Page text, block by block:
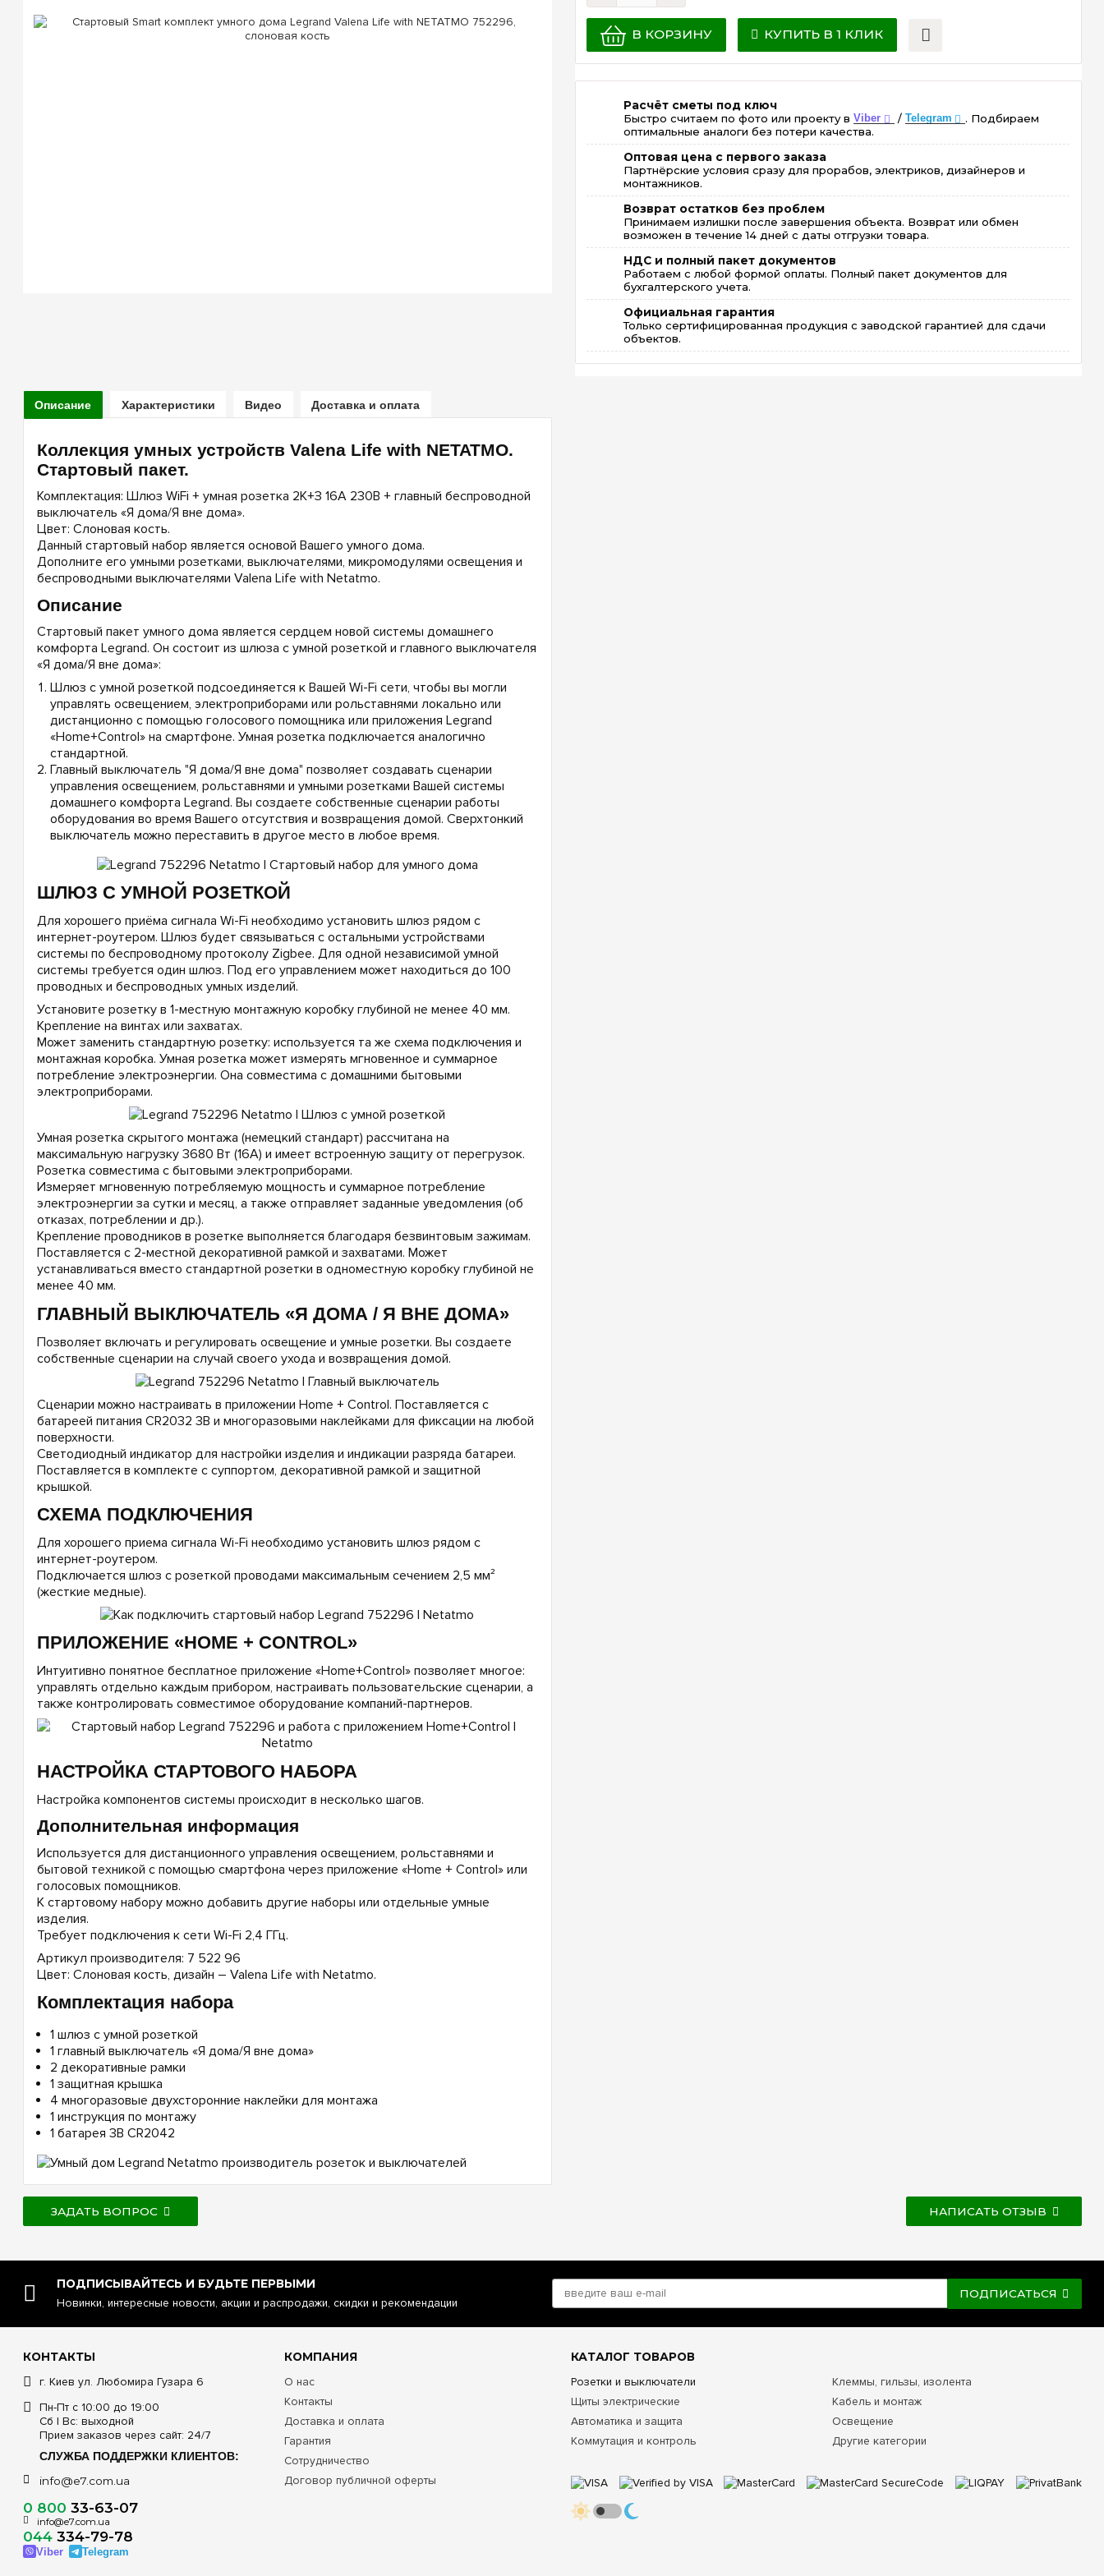
В КОРЗИНУ КУПИТЬ В 1 КЛИК
Расчёт сметы под ключ
Быстро считаем по фото или проекту вViber / Telegram
. Подбираем
оптимальные аналоги без потери качества.
Оптовая цена с первого заказа
Партнёрские условия сразу для прорабов, электриков, дизайнеров и
монтажников.
Возврат остатков без проблем
Принимаем излишки после завершения объекта. Возврат или обмен
возможен в течение 14 дней с даты отгрузки товара.
НДС и полный пакет документов
Работаем с любой формой оплаты. Полный пакет документов для
бухгалтерского учета.
Официальная гарантия
Только сертифицированная продукция с заводской гарантией для сдачи
объектов.
Описание Характеристики Видео Доставка и оплата
Коллекция умных устройств Valena Life with NETATMO.
Стартовый пакет.
Комплектация: Шлюз WiFi + умная розетка 2К+З 16А 230В + главный беспроводной
выключатель «Я дома/Я вне дома».
Цвет: Слоновая кость.
Данный стартовый набор является основой Вашего умного дома.
Дополните его умными розетками, выключателями, микромодулями освещения и
беспроводными выключателями Valena Life with Netatmo.
Описание
Стартовый пакет умного дома является сердцем новой системы домашнего
комфорта Legrand. Он состоит из шлюза с умной розеткой и главного выключателя
«Я дома/Я вне дома»:
Шлюз с умной розеткой подсоединяется к Вашей Wi-Fi сети, чтобы вы могли
управлять освещением, электроприборами или рольставнями локально или
дистанционно с помощью голосового помощника или приложения Legrand
«Home+Control» на смартфоне. Умная розетка подключается аналогично
стандартной.
Главный выключатель "Я дома/Я вне дома" позволяет создавать сценарии
управления освещением, рольставнями и умными розетками Вашей системы
домашнего комфорта Legrand. Вы создаете собственные сценарии работы
оборудования во время Вашего отсутствия и возвращения домой. Сверхтонкий
выключатель можно переставить в другое место в любое время.
ШЛЮЗ С УМНОЙ РОЗЕТКОЙ
Для хорошего приёма сигнала Wi-Fi необходимо установить шлюз рядом с
интернет-роутером. Шлюз будет связываться с остальными устройствами
системы по беспроводному протоколу Zigbee. Для одной независимой умной
системы требуется один шлюз. Под его управлением может находиться до 100
проводных и беспроводных умных изделий.
Установите розетку в 1-местную монтажную коробку глубиной не менее 40 мм.
Крепление на винтах или захватах.
Может заменить стандартную розетку: используется та же схема подключения и
монтажная коробка. Умная розетка может измерять мгновенное и суммарное
потребление электроэнергии. Она совместима с домашними бытовыми
электроприборами.
Умная розетка скрытого монтажа (немецкий стандарт) рассчитана на
максимальную нагрузку 3680 Вт (16А) и имеет встроенную защиту от перегрузок.
Розетка совместима с бытовыми электроприборами.
Измеряет мгновенную потребляемую мощность и суммарное потребление
электроэнергии за сутки и месяц, а также отправляет заданные уведомления (об
отказах, потреблении и др.).
Крепление проводников в розетке выполняется благодаря безвинтовым зажимам.
Поставляется с 2-местной декоративной рамкой и захватами. Может
устанавливаться вместо стандартной розетки в одноместную коробку глубиной не
менее 40 мм.
ГЛАВНЫЙ ВЫКЛЮЧАТЕЛЬ «Я ДОМА / Я ВНЕ ДОМА»
Позволяет включать и регулировать освещение и умные розетки. Вы создаете
собственные сценарии на случай своего ухода и возвращения домой.
Сценарии можно настраивать в приложении Home + Control. Поставляется с
батареей питания CR2032 3В и многоразовыми наклейками для фиксации на любой
поверхности.
Светодиодный индикатор для настройки изделия и индикации разряда батареи.
Поставляется в комплекте с суппортом, декоративной рамкой и защитной
крышкой.
СХЕМА ПОДКЛЮЧЕНИЯ
Для хорошего приема сигнала Wi-Fi необходимо установить шлюз рядом с
интернет-роутером.
Подключается шлюз с розеткой проводами максимальным сечением 2,5 мм²
(жесткие медные).
ПРИЛОЖЕНИЕ «HOME + CONTROL»
Интуитивно понятное бесплатное приложение «Home+Control» позволяет многое:
управлять отдельно каждым прибором, настраивать пользовательские сценарии, а
также контролировать совместимое оборудование компаний-партнеров.
НАСТРОЙКА СТАРТОВОГО НАБОРА
Настройка компонентов системы происходит в несколько шагов.
Дополнительная информация
Используется для дистанционного управления освещением, рольставнями и
бытовой техникой с помощью смартфона через приложение «Home + Control» или
голосовых помощников.
К стартовому набору можно добавить другие наборы или отдельные умные
изделия.
Требует подключения к сети Wi-Fi 2,4 ГГц.
Артикул производителя: 7 522 96
Цвет: Слоновая кость, дизайн – Valena Life with Netatmo.
Комплектация набора
1 шлюз c умной розеткой
1 главный выключатель «Я дома/Я вне дома»
2 декоративные рамки
1 защитная крышка
4 многоразовые двухсторонние наклейки для монтажа
1 инструкция по монтажу
1 батарея 3В CR2042
ЗАДАТЬ ВОПРОС НАПИСАТЬ ОТЗЫВ
ПОДПИСЫВАЙТЕСЬ И БУДЬТЕ ПЕРВЫМИ
Новинки, интересные новости, акции и распродажи, скидки и рекомендации
ПОДПИСАТЬСЯ
КОНТАКТЫ
г. Киев ул. Любомира Гузара 6
Пн-Пт с 10:00 до 19:00
Сб | Вс: выходной
Прием заказов через сайт: 24/7
СЛУЖБА ПОДДЕРЖКИ КЛИЕНТОВ:
info@e7.com.ua
0 800 33-63-07
info@e7.com.ua
044334-79-78
Viber Telegram
КОМПАНИЯ
О нас
Контакты
Доставка и оплата
Гарантия
Сотрудничество
Договор публичной оферты
КАТАЛОГ ТОВАРОВ
Розетки и выключатели
Щиты электрические
Автоматика и защита
Коммутация и контроль
Клеммы, гильзы, изолента
Кабель и монтаж
Освещение
Другие категории